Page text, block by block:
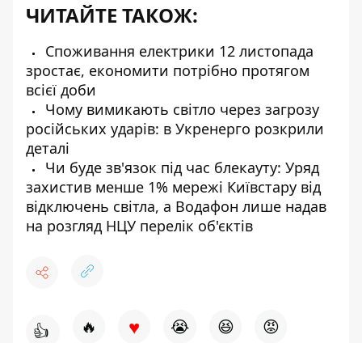
ЧИТАЙТЕ ТАКОЖ:
Споживання електрики 12 листопада
зростає, економити потрібно протягом
всієї доби
Чому вимикають світло через загрозу
російських ударів: в Укренерго розкрили
деталі
Чи буде зв'язок під час блекауту: Уряд
захистив менше 1% мережі Київстару від
відключень світла, а Водафон лише надав
на розгляд НЦУ перелік об'єктів
👍 🔥 ♥ 😭 😆 😡